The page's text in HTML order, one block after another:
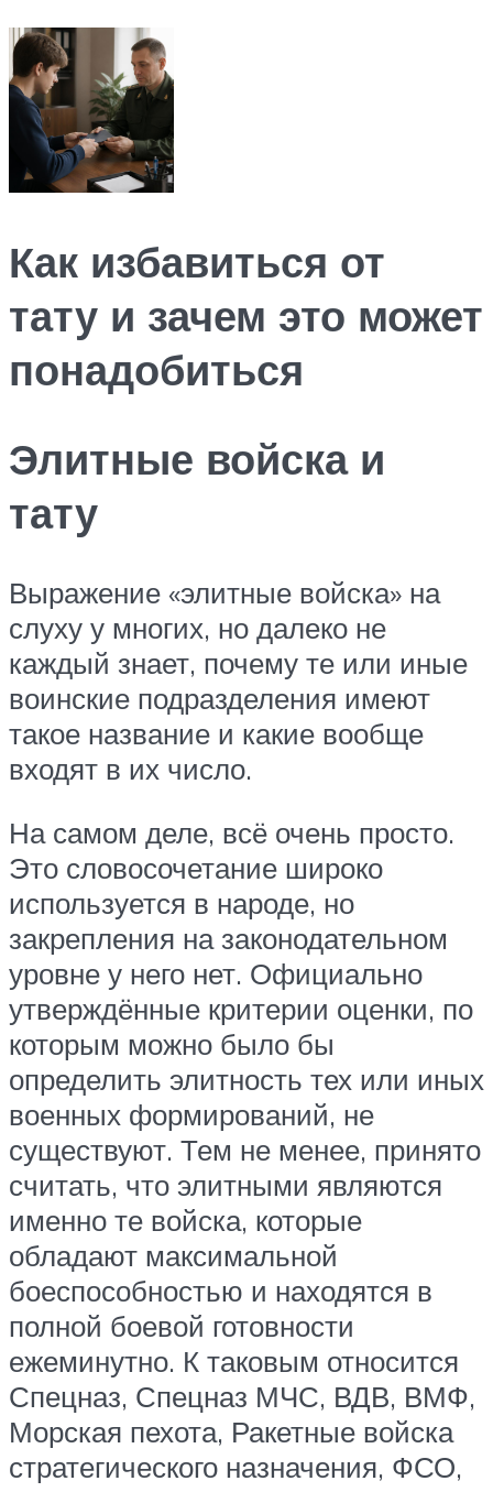
Как избавиться от
тату и зачем это может
понадобиться
Элитные войска и
тату
Выражение «элитные войска» на
слуху у многих, но далеко не
каждый знает, почему те или иные
воинские подразделения имеют
такое название и какие вообще
входят в их число.
На самом деле, всё очень просто.
Это словосочетание широко
используется в народе, но
закрепления на законодательном
уровне у него нет. Официально
утверждённые критерии оценки, по
которым можно было бы
определить элитность тех или иных
военных формирований, не
существуют. Тем не менее, принято
считать, что элитными являются
именно те войска, которые
обладают максимальной
боеспособностью и находятся в
полной боевой готовности
ежеминутно. К таковым относится
Спецназ, Спецназ МЧС, ВДВ, ВМФ,
Морская пехота, Ракетные войска
стратегического назначения, ФСО,